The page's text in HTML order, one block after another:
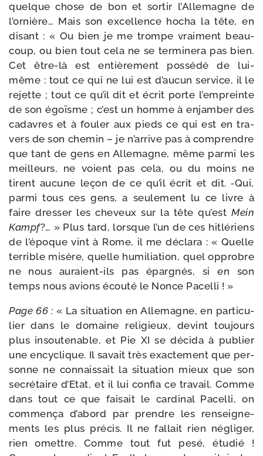
quelque chose de bon et sor­tir l’Allemagne de
l’or­nière… Mais son excel­lence hocha la tête, en
disant : « Ou bien je me trompe vrai­ment beau­
coup, ou bien tout cela ne se ter­mi­ne­ra pas bien.
Cet être-​là est entiè­re­ment pos­sé­dé de lui-​
même : tout ce qui ne lui est d’au­cun ser­vice, il le
rejette ; tout ce qu’il dit et écrit porte l’empreinte
de son égoïsme ; c’est un homme à enjam­ber des
cadavres et à fou­ler aux pieds ce qui est en tra­
vers de son che­min – je n’ar­rive pas à com­prendre
que tant de gens en Allemagne, même par­mi les
meilleurs, ne voient pas cela, ou du moins ne
tirent aucune leçon de ce qu’il écrit et dit. ‑Qui,
par­mi tous ces gens, a seule­ment lu ce livre à
faire dres­ser les che­veux sur la tête qu’est Mein
Kampf?… » Plus tard, lorsque l’un de ces hit­lé­riens
de l’é­poque vint à Rome, il me décla­ra : « Quelle
ter­rible misère, quelle humi­lia­tion, quel opprobre
ne nous auraient-​ils pas épar­gnés, si en son
temps nous avions écou­té le Nonce Pacelli ! »
Page 66 :« La situa­tion en Allemagne, en par­ti­cu­
lier dans le domaine reli­gieux, devint tou­jours
plus insou­te­nable, et Pie XI se déci­da à publier
une ency­clique. Il savait très exac­te­ment que per­
sonne ne connais­sait la situa­tion mieux que son
secré­taire d’Etat, et il lui confia ce tra­vail. Comme
dans tout ce que fai­sait le car­di­nal Pacelli, on
com­men­ça d’a­bord par prendre les ren­sei­gne­
ments les plus pré­cis. Il ne fal­lait rien négli­ger,
rien omettre. Comme tout fut pesé, étu­dié !